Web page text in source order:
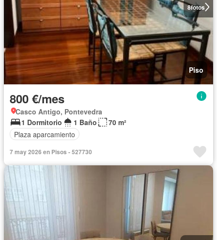
8fotos
Piso
800 €/mes
Casco Antigo, Pontevedra
1 Dormitorio
1 Baño
70 m²
Plaza aparcamiento
7 may 2026 en Pisos - 527730